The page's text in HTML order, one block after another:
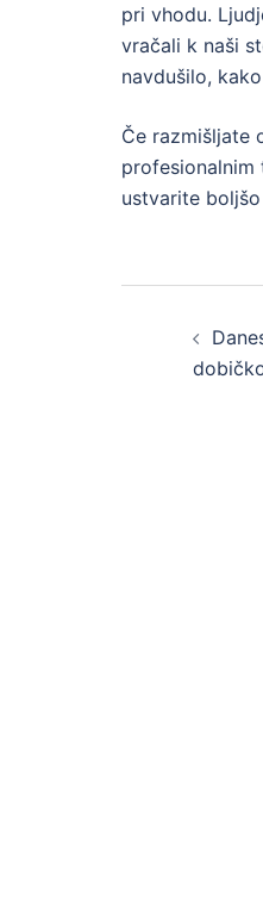
pri vhodu.
vračali k naši
navdušilo,
Če razmišljate
ustvarite